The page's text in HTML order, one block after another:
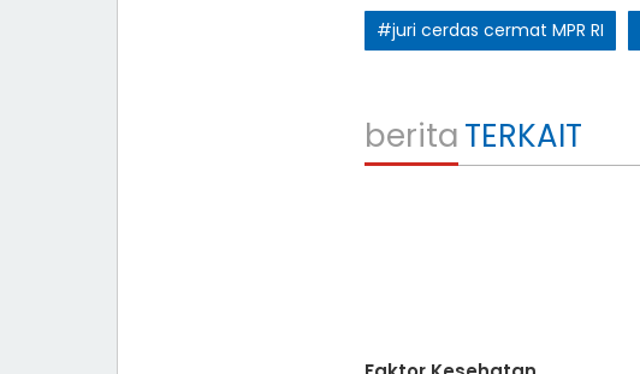
#juri cerdas cermat MPR RI
beritaTERKAIT